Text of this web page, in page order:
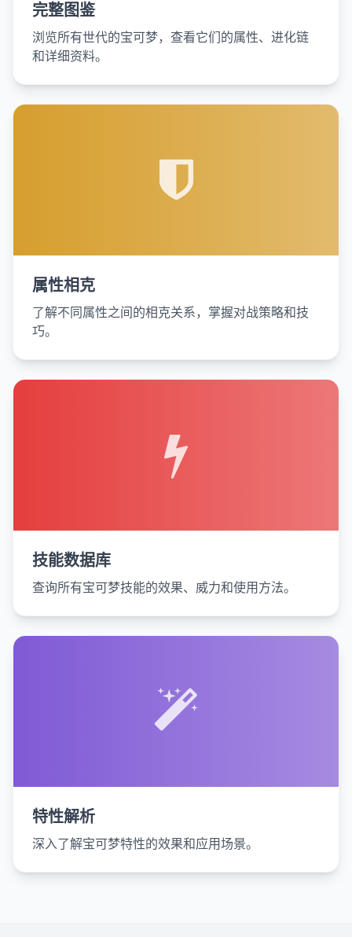
完整图鉴
浏览所有世代的宝可梦，查看它们的属性、进化链
和详细资料。
属性相克
了解不同属性之间的相克关系，掌握对战策略和技
巧。
技能数据库
查询所有宝可梦技能的效果、威力和使用方法。
特性解析
深入了解宝可梦特性的效果和应用场景。